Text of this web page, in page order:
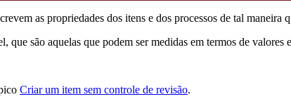
as propriedades dos itens e dos processos de tal maneira
são aquelas que podem ser medidas em termos de valores
Criar um item sem controle de revisão.